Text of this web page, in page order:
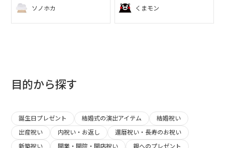
ソノホカ くまモン
目的から探す
誕生日プレゼント 結婚式の演出アイテム
結婚祝い
出産祝い
内祝い・お返し
還暦祝い・長寿のお祝い
新築祝い
開業・開院・開店祝い
親へのプレゼント